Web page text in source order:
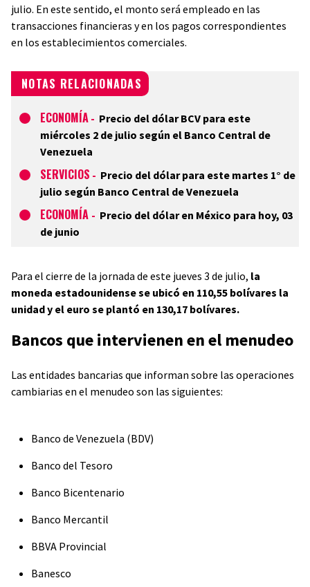
julio. En este sentido, el monto será empleado en las
transacciones financieras y en los pagos correspondientes
en los establecimientos comerciales.
NOTAS RELACIONADAS
ECONOMÍA - Precio del dólar BCV para este
miércoles 2 de julio según el Banco Central de
Venezuela
SERVICIOS - Precio del dólar para este martes 1° de
julio según Banco Central de Venezuela
ECONOMÍA - Precio del dólar en México para hoy, 03
de junio
Para el cierre de la jornada de este jueves 3 de julio, la
moneda estadounidense se ubicó en 110,55 bolívares la
unidad y el euro se plantó en 130,17 bolívares.
Bancos que intervienen en el menudeo
Las entidades bancarias que informan sobre las operaciones
cambiarias en el menudeo son las siguientes:
Banco de Venezuela (BDV)
Banco del Tesoro
Banco Bicentenario
Banco Mercantil
BBVA Provincial
Banesco